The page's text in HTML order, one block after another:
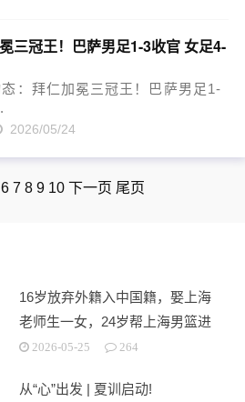
三冠王！巴萨男足1-3收官 女足4-
：拜仁加冕三冠王！巴萨男足1-
2026/05/24
6 7 8 9 10 下一页 尾页
16岁放弃外籍入中国籍，娶上海
老师生一女，24岁帮上海男篮进
决赛
2026-05-25 264
从“心”出发 | 夏训启动!